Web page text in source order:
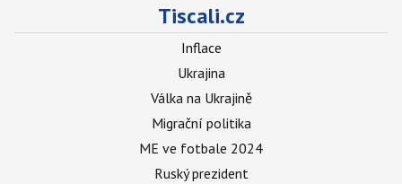
Tiscali.cz
Inflace
Ukrajina
Válka na Ukrajině
Migrační politika
ME ve fotbale 2024
Ruský prezident